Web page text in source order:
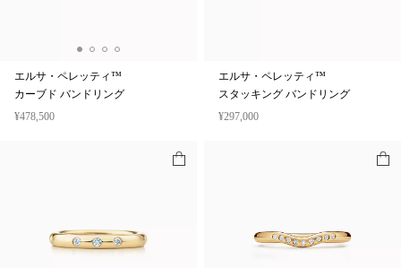
エルサ・ペレッティ™
カーブド バンドリング
¥478,500
エルサ・ペレッティ™
スタッキング バンドリング
¥297,000